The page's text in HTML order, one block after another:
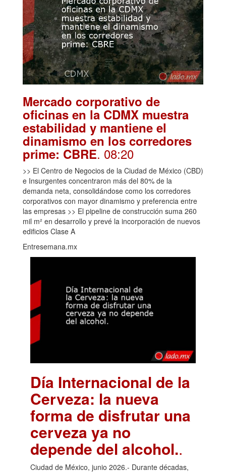
Mercado corporativo de
oficinas en la CDMX muestra
estabilidad y mantiene el
dinamismo en los corredores
prime: CBRE. 08:20
>> El Centro de Negocios de la Ciudad de México (CBD)
e Insurgentes concentraron más del 80% de la
demanda neta, consolidándose como los corredores
corporativos con mayor dinamismo y preferencia entre
las empresas >> El pipeline de construcción suma 260
mil m² en desarrollo y prevé la incorporación de nuevos
edificios Clase A
Entresemana.mx
Día Internacional de la
Cerveza: la nueva
forma de disfrutar una
cerveza ya no
depende del alcohol..
Ciudad de México, junio 2026.- Durante décadas,